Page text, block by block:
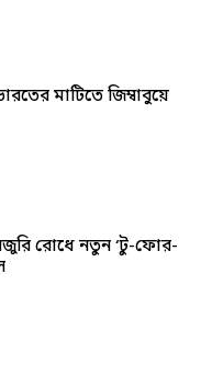
মাটিতে জিম্বাবুয়ে
রোধে নতুন ‘টু-ফোর-